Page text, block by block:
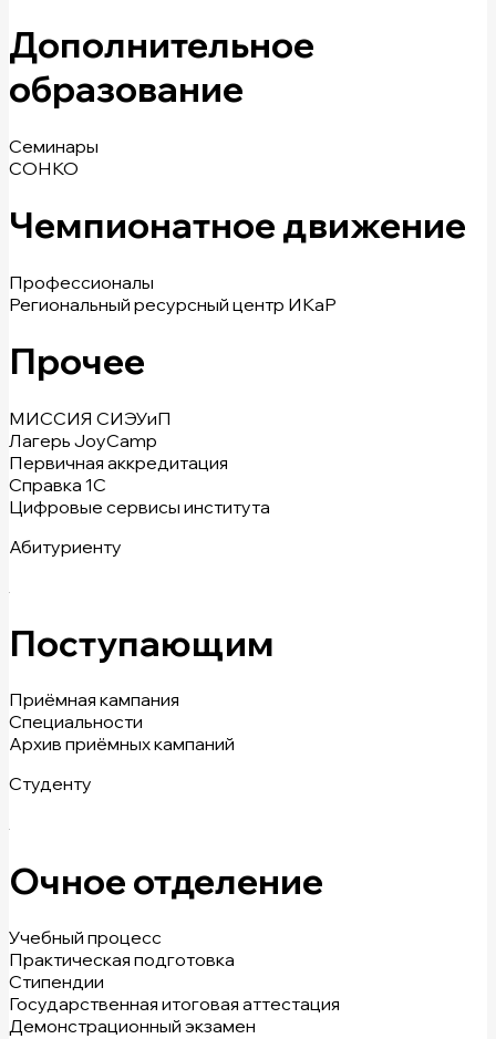
Дополнительное
образование
Семинары
СОНКО
Чемпионатное движение
Профессионалы
Региональный ресурсный центр ИКаР
Прочее
МИССИЯ СИЭУиП
Лагерь JoyCamp
Первичная аккредитация
Справка 1С
Цифровые сервисы института
Абитуриенту
Поступающим
Приёмная кампания
Специальности
Архив приёмных кампаний
Студенту
Очное отделение
Учебный процесс
Практическая подготовка
Стипендии
Государственная итоговая аттестация
Демонстрационный экзамен